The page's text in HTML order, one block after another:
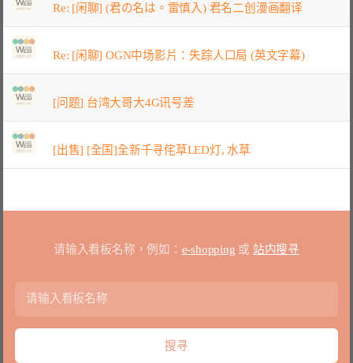
Re: [闲聊] (君の名は。雷慎入) 君名二创漫画翻译
Re: [闲聊] OGN中场影片：失踪人口局 (英文字幕)
[问题] 台湾大哥大4G讯号差
[出售] [全国]全新千寻侘草LED灯, 水草
请输入看板名称，例如： e-shopping 或 站内搜寻